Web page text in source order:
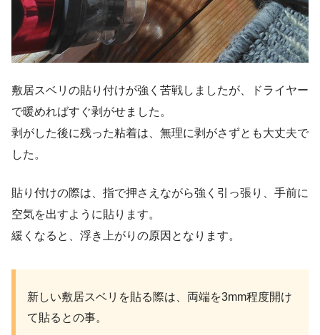
敷居スベリの貼り付けが強く苦戦しましたが、ドライヤー
で暖めればすぐ剥がせました。
剥がした後に残った粘着は、無理に剥がさずとも大丈夫で
した。
貼り付けの際は、指で押さえながら強く引っ張り、手前に
空気を出すように貼ります。
緩くなると、浮き上がりの原因となります。
新しい敷居スベリを貼る際は、両端を3mm程度開け
て貼るとの事。